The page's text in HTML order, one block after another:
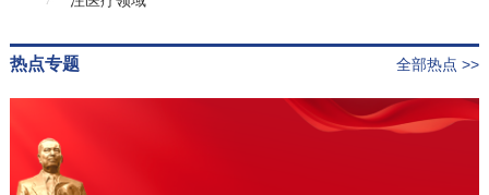
热点专题 全部热点 >>